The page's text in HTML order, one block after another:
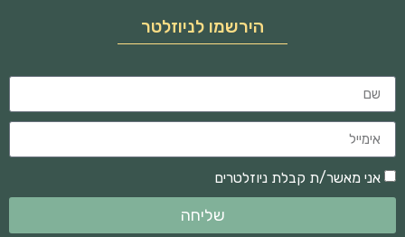
הירשמו לניוזלטר
אני מאשר/ת קבלת ניוזלטרים
שליחה